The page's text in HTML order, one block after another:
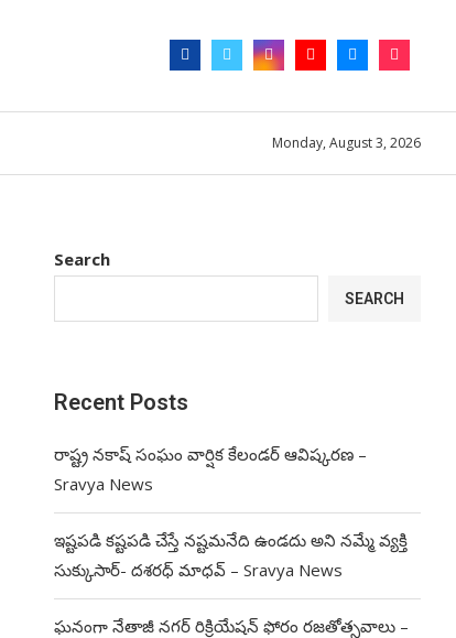
Monday, August 3, 2026
Search
SEARCH
Recent Posts
రాష్ట్ర నకాష్ సంఘం వార్షిక కేలండర్ ఆవిష్కరణ –
Sravya News
ఇష్టపడి కష్టపడి చేస్తే నష్టమనేది ఉండదు అని నమ్మే వ్యక్తి
సుక్కుసార్‌- దశరధ్‌ మాధవ్‌ – Sravya News
ఘనంగా నేతాజీ నగర్ రిక్రియేషన్ ఫోరం రజతోత్సవాలు –